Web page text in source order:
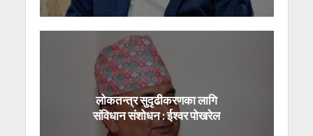
लोकतन्त्र सुदृढीकरणका लागि
संविधान संशोधन : ईश्वर पोखरेल